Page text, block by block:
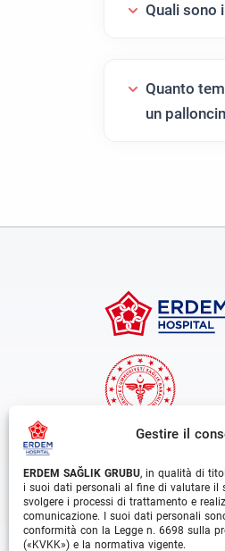
Gestire il
ERDEM SAĞLIK GRUBU, in qualità di
i suoi dati personali al fine di valutare il
svolgere i processi di trattamento e
comunicazione. I suoi dati personali
conformità con la Legge n. 6698 sulla
(«KVKK») e la normativa vigente.
Quali sono
Quanto
un
Erdem Healthcare
The Biggest Hospital
Situated In 3 Different
Departments And Over
Professionals, Is